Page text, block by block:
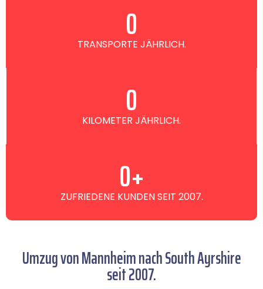
TRANSPORTE JÄHRLICH.
0
KILOMETER JÄHRLICH.
0
ZUFRIEDENE KUNDEN SEIT 2007.
0+
Umzug von Mannheim nach South Ayrshire
seit 2007.